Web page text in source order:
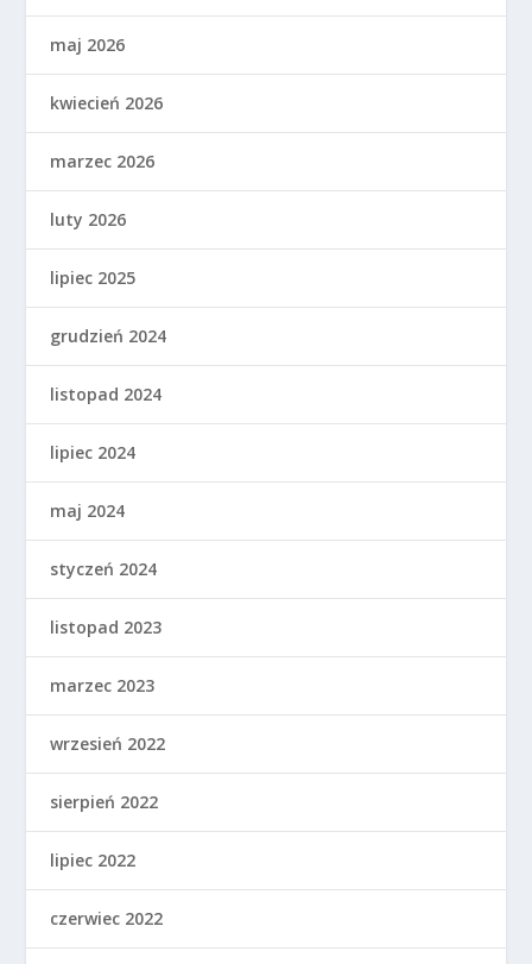
maj 2026
kwiecień 2026
marzec 2026
luty 2026
lipiec 2025
grudzień 2024
listopad 2024
lipiec 2024
maj 2024
styczeń 2024
listopad 2023
marzec 2023
wrzesień 2022
sierpień 2022
lipiec 2022
czerwiec 2022